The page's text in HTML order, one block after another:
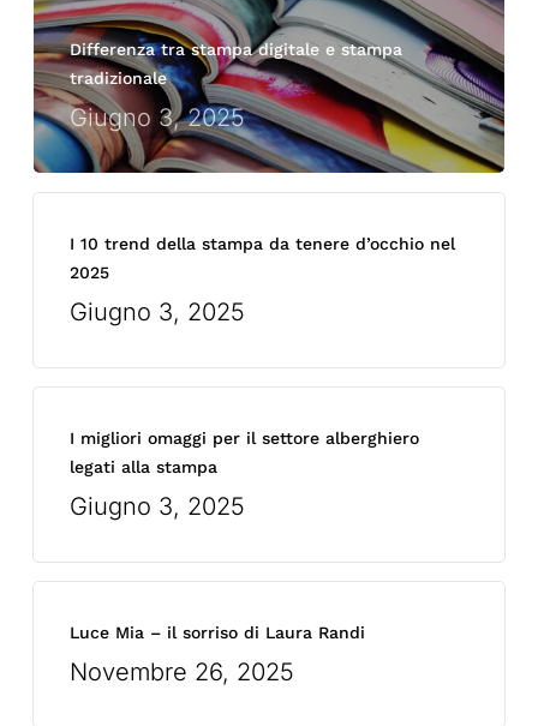
Differenza tra stampa digitale e stampa
tradizionale
Giugno 3, 2025
I 10 trend della stampa da tenere d’occhio nel
2025
Giugno 3, 2025
I migliori omaggi per il settore alberghiero
legati alla stampa
Giugno 3, 2025
Luce Mia – il sorriso di Laura Randi
Novembre 26, 2025